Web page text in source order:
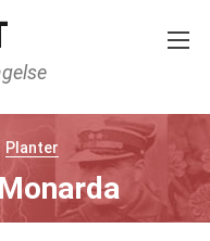
Planter